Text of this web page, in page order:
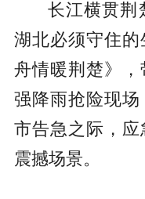
长江横贯荆
湖北必须守住的
舟情暖荆楚》
强降雨抢险现
市告急之际，
震撼场景。